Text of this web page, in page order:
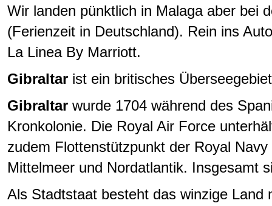
Wir landen pünktlich in Malaga aber bei
(Ferienzeit in Deutschland). Rein ins
La Linea By Marriott.
Gibraltar ist ein britisches
Gibraltar wurde 1704 während des
Kronkolonie. Die Royal Air Force
zudem Flottenstützpunkt der Royal
Mittelmeer und Nordatlantik. Insgesamt
Als Stadtstaat besteht das winzige